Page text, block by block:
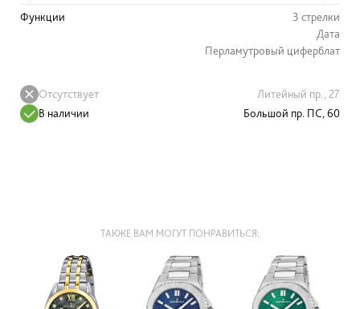
Функции
3 стрелки
Дата
Перламутровый циферблат
Отсутствует
Литейный пр., 27
В наличии
Большой пр. ПС, 60
ТАКЖЕ ВАМ МОГУТ ПОНРАВИТЬСЯ: